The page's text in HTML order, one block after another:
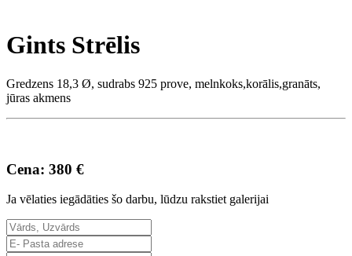
Gints Strēlis
Gredzens 18,3 Ø, sudrabs 925 prove, melnkoks,korālis,granāts,
jūras akmens
Cena: 380 €
Ja vēlaties iegādāties šo darbu, lūdzu rakstiet galerijai